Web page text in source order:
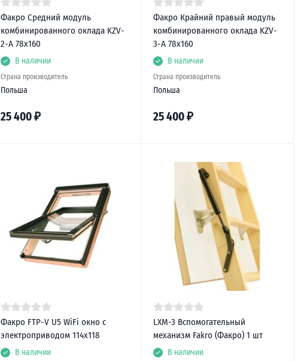
Факро Средний модуль
комбинированного оклада KZV-
2-А 78х160
В наличии
Страна производитель
Польша
25 400₽
Факро Крайний правый модуль
комбинированного оклада KZV-
3-A 78x160
В наличии
Страна производитель
Польша
25 400₽
Факро FTP-V U5 WiFi окно с
электроприводом 114х118
В наличии
LXM-3 Вспомогательный
механизм Fakro (Факро) 1 шт
В наличии